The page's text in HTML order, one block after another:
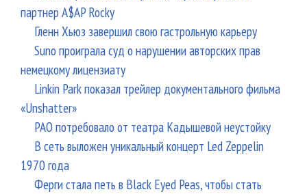
партнер A$AP Rocky
Гленн Хьюз завершил свою гастрольную карьеру
Suno проиграла суд о нарушении авторских прав
немецкому лицензиату
Linkin Park показал трейлер документального фильма
«Unshatter»
РАО потребовало от театра Кадышевой неустойку
В сеть выложен уникальный концерт Led Zeppelin
1970 года
Ферги стала петь в Black Eyed Peas, чтобы стать